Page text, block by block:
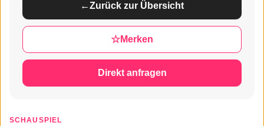
←Zurück zur Übersicht
☆Merken
Direkt anfragen
SCHAUSPIEL